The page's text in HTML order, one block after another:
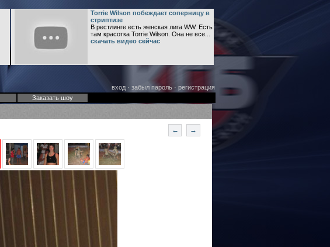
Torrie Wilson побеждает соперницу в
стриптизе
В рестлинге есть женская лига WW. Есть
там красотка Torrie Wilson. Она не все...
скачать видео сейчас
вход· забыл пароль· регистрация
Заказать шоу
← →